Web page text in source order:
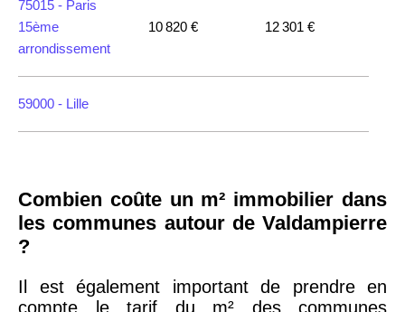
75015 - Paris
15ème
arrondissement
10 820 € 12 301 €
59000 - Lille
75018 -
arrondissement
Combien coûte un m² immobilier dans
les communes autour de Valdampierre
?
Il est également important de prendre en
compte le tarif du m² des communes